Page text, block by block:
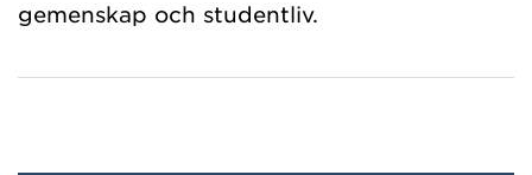
gemenskap och studentliv.